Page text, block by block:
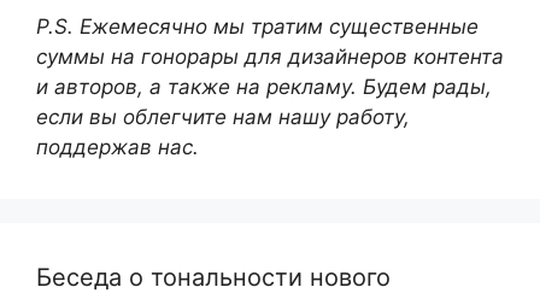
P.S. Ежемесячно мы тратим существенные
суммы на гонорары для дизайнеров контента
и авторов, а также на рекламу. Будем рады,
если вы облегчите нам нашу работу,
поддержав нас.
Беседа о тональности нового